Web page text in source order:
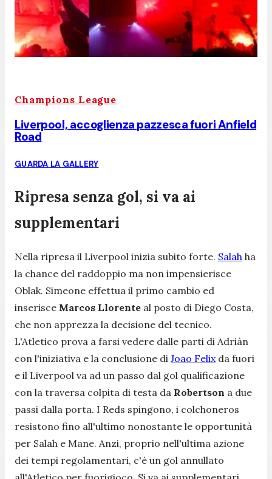
Champions League
Liverpool, accoglienza pazzesca fuori Anfield
Road
GUARDA LA GALLERY
Ripresa senza gol, si va ai
supplementari
Nella ripresa il Liverpool inizia subito forte. Salah ha
la chance del raddoppio ma non impensierisce
Oblak. Simeone effettua il primo cambio ed
inserisce Marcos Llorente al posto di Diego Costa,
che non apprezza la decisione del tecnico.
L'Atletico prova a farsi vedere dalle parti di Adriàn
con l'iniziativa e la conclusione di Joao Felix da fuori
e il Liverpool va ad un passo dal gol qualificazione
con la traversa colpita di testa da Robertson a due
passi dalla porta. I Reds spingono, i colchoneros
resistono fino all'ultimo nonostante le opportunità
per Salah e Mane. Anzi, proprio nell'ultima azione
dei tempi regolamentari, c'è un gol annullato